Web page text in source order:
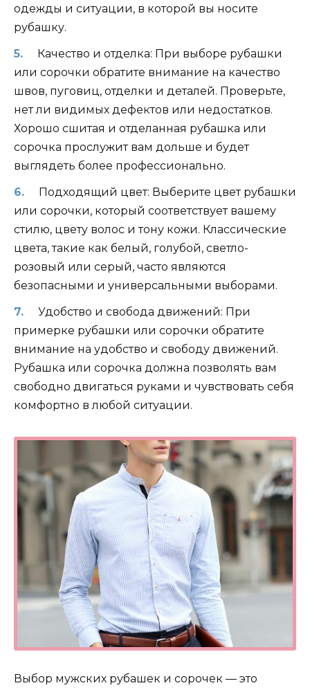
одежды и ситуации, в которой вы носите
рубашку.
Качество и отделка: При выборе рубашки
или сорочки обратите внимание на качество
швов, пуговиц, отделки и деталей. Проверьте,
нет ли видимых дефектов или недостатков.
Хорошо сшитая и отделанная рубашка или
сорочка прослужит вам дольше и будет
выглядеть более профессионально.
Подходящий цвет: Выберите цвет рубашки
или сорочки, который соответствует вашему
стилю, цвету волос и тону кожи. Классические
цвета, такие как белый, голубой, светло-
розовый или серый, часто являются
безопасными и универсальными выборами.
Удобство и свобода движений: При
примерке рубашки или сорочки обратите
внимание на удобство и свободу движений.
Рубашка или сорочка должна позволять вам
свободно двигаться руками и чувствовать себя
комфортно в любой ситуации.
Выбор мужских рубашек и сорочек — это